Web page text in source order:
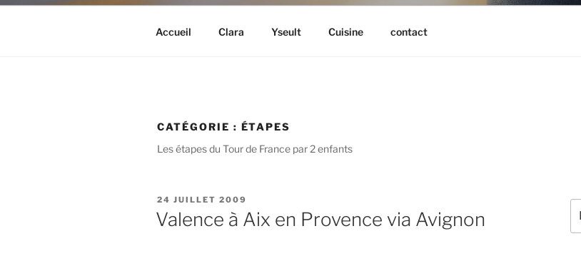
Accueil Clara Yseult Cuisine contact
CATÉGORIE : ÉTAPES
Les étapes du Tour de France par 2 enfants
PUBLIÉ
LE
24 JUILLET 2009
Valence à Aix en Provence via Avignon
: